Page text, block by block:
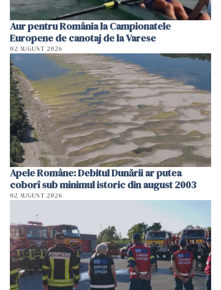
Aur pentru România la Campionatele
Europene de canotaj de la Varese
02 AUGUST 2026
Apele Române: Debitul Dunării ar putea
coborî sub minimul istoric din august 2003
02 AUGUST 2026